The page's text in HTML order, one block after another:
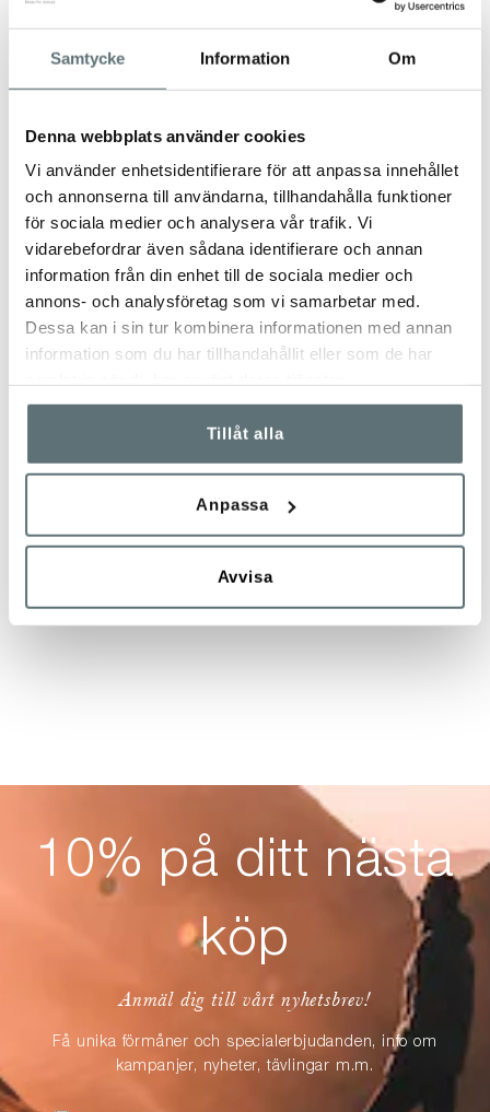
Samtycke Information Om
Denna webbplats använder cookies
Vi använder enhetsidentifierare för att anpassa innehållet
och annonserna till användarna, tillhandahålla funktioner
för sociala medier och analysera vår trafik. Vi
vidarebefordrar även sådana identifierare och annan
information från din enhet till de sociala medier och
annons- och analysföretag som vi samarbetar med.
Dessa kan i sin tur kombinera informationen med annan
information som du har tillhandahållit eller som de har
Tillåt alla
Anpassa
Avvisa
10% på ditt nästa
köp
Anmäl dig till vårt nyhetsbrev!
Få unika förmåner och specialerbjudanden, info om
kampanjer, nyheter, tävlingar m.m.